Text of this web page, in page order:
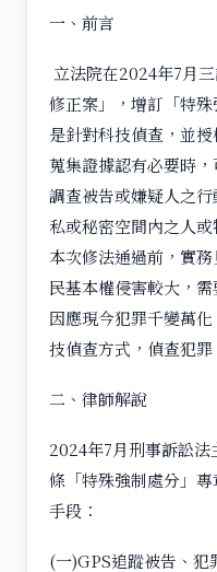
一、前言
立法院在2024年7月
修正案」，增訂「特
是針對科技偵查，並
蒐集證據認有必要時，
調查被告或嫌疑人之
私或秘密空間內之人
本次修法通過前，實
民基本權侵害較大，
因應現今犯罪千變萬
技偵查方式，偵查犯罪
二、律師解說
2024年7月刑事訴訟法
條「特殊強制處分」
手段：
(一)GPS追蹤被告、犯